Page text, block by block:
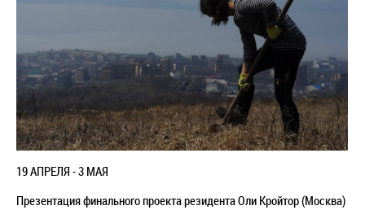
19 АПРЕЛЯ - 3 МАЯ
Презентация финального проекта резидента Оли Кройтор (Москва)